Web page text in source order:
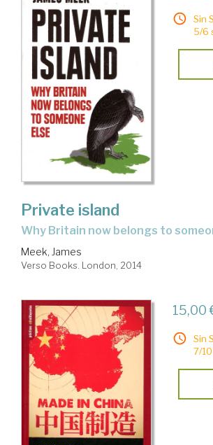
Sin
5/6
Private island
why Britain now belongs to
Meek, James
Verso Books. London, 2014
15,00
Sin
7/